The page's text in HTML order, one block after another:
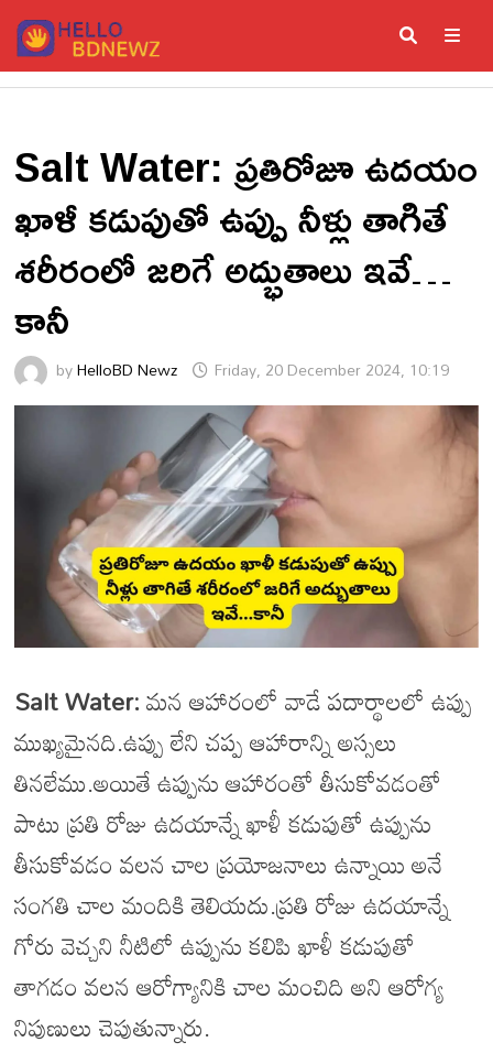
Skip
to
content
Salt Water: ప్రతిరోజూ ఉదయం
ఖాళీ కడుపుతో ఉప్పు నీళ్లు తాగితే
శరీరంలో జరిగే అద్భుతాలు ఇవే…
కానీ
byHelloBD Newz Friday, 20 December 2024, 10:19
Salt Water:మన ఆహారంలో వాడే పదార్థాలలో ఉప్పు
ముఖ్యమైనది.ఉప్పు లేని చప్ప ఆహారాన్ని అస్సలు
తినలేము.అయితే ఉప్పును ఆహారంతో తీసుకోవడంతో
పాటు ప్రతి రోజు ఉదయాన్నే ఖాళీ కడుపుతో ఉప్పును
తీసుకోవడం వలన చాల ప్రయోజనాలు ఉన్నాయి అనే
సంగతి చాల మందికి తెలియదు.ప్రతి రోజు ఉదయాన్నే
గోరు వెచ్చని నీటిలో ఉప్పును కలిపి ఖాళీ కడుపుతో
తాగడం వలన ఆరోగ్యానికి చాల మంచిది అని ఆరోగ్య
నిపుణులు చెపుతున్నారు.